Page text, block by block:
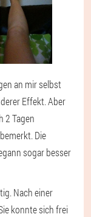
an mir selbst
Effekt. Aber
2 Tagen
Die
sogar besser
Nach einer
konnte sich frei